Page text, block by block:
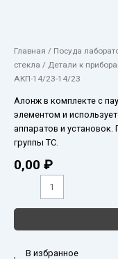
Главная / Посуда
стекла / Детали к
АКП-14/23-14/23
Алонж в комплекте с
элементом и
аппаратов и установок.
группы ТС.
0,00 ₽
В избранное